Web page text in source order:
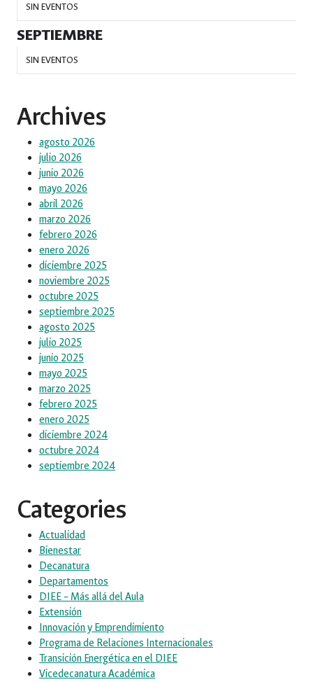
SIN EVENTOS
SEPTIEMBRE
SIN EVENTOS
Archives
agosto 2026
julio 2026
junio 2026
mayo 2026
abril 2026
marzo 2026
febrero 2026
enero 2026
diciembre 2025
noviembre 2025
octubre 2025
septiembre 2025
agosto 2025
julio 2025
junio 2025
mayo 2025
marzo 2025
febrero 2025
enero 2025
diciembre 2024
octubre 2024
septiembre 2024
Categories
Actualidad
Bienestar
Decanatura
Departamentos
DIEE – Más allá del Aula
Extensión
Innovación y Emprendimiento
Programa de Relaciones Internacionales
Transición Energética en el DIEE
Vicedecanatura Académica